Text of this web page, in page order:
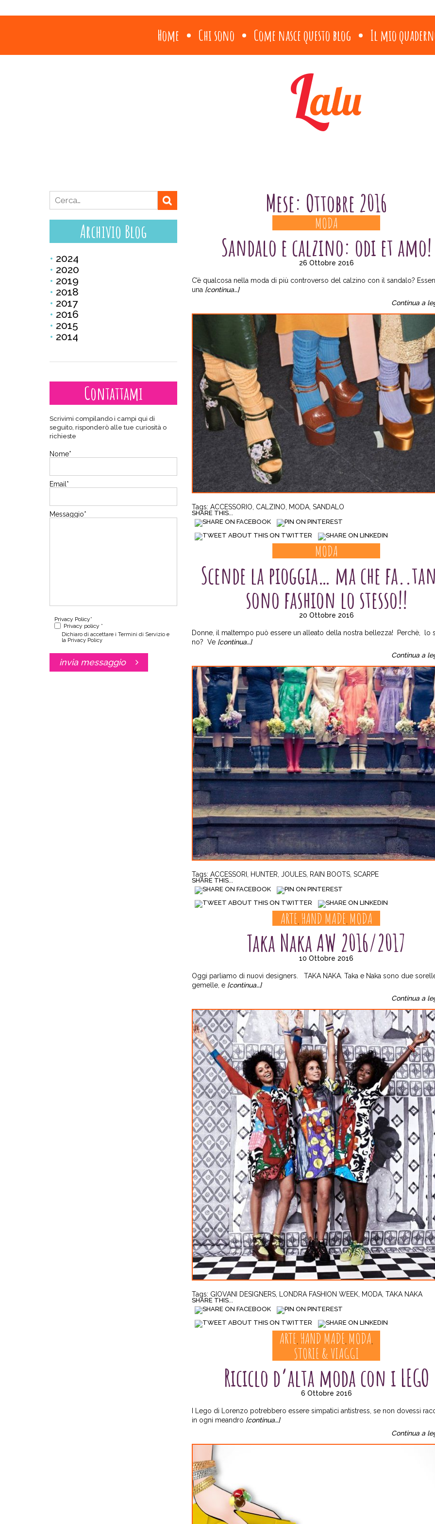
Home Chi sono Come nasce questo blog Il mio
Mese: Ottobre 2016
MODA
Sandalo e calzino: odi et amo!
26 Ottobre 2016
C’è qualcosa nella moda di più controverso del calzino con il sandalo?
una [continua…]
Continua a
Tags: ACCESSORIO, CALZINO, MODA, SANDALO
SHARE THIS...
MODA
Scende la pioggia… ma che
sono fashion lo stesso!!
20 Ottobre 2016
Donne, il maltempo può essere un alleato della nostra bellezza! Perchè, lo
no? Ve [continua…]
Continua a
Tags: ACCESSORI , HUNTER, JOULES, RAIN BOOTS, SCARPE
SHARE THIS...
ARTE, HAND MADE, MODA
Taka Naka AW 2016/2017
10 Ottobre 2016
Oggi parliamo di nuovi designers. TAKA NAKA. Taka e Naka sono due
gemelle, e [continua…]
Continua a
Tags: GIOVANI DESIGNERS, LONDRA FASHION WEEK, MODA, TAKA NAKA
SHARE THIS...
ARTE, HAND MADE, MODA,
STORIE & VIAGGI
Riciclo d’alta moda con i LEGO
6 Ottobre 2016
I Lego di Lorenzo potrebbero essere simpatici antistress, se non dovessi
in ogni meandro [continua…]
Continua a
Archivio Blog
2024
2020
2019
2018
2017
2016
2015
2014
Contattami
Scrivimi compilando i campi qui di
seguito, risponderò alle tue curiosità o
richieste
Nome*
Email *
Messaggio*
Privacy Policy*
Privacy policy *
Dichiaro di accettare i Termini di Servizio e
la Privacy Policy
invia messaggio